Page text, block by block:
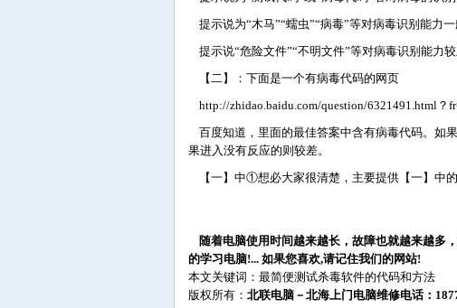
提示说为“木马”“蠕虫”“病毒”等对病毒识别能力
提示说“危险文件”“不明文件”等对病毒识别能力
【二】：下面是一个有病毒代码的网页
http://zhidao.baidu.com/question/6321491.html？
百度知道，里面的最佳答案中含有病毒代码。如
果进入没有反应的则较差。
【一】中①想必大家很清楚，主要提供【一】中
随着电脑使用时间越来越长，故障也就越来越多
的学习电脑!... 如果您喜欢,请记住我们的网站!
本文关键词：最简便测试杀毒软件的代码和方法
版权所有： 北联电脑－北海上门电脑维修电话：